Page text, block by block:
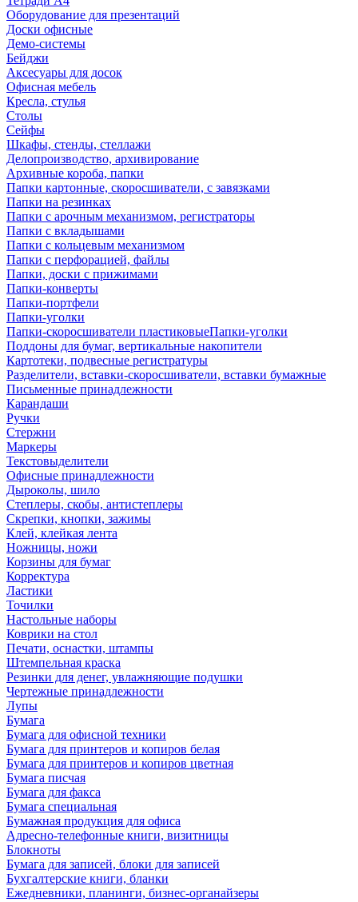
Оборудование для презентаций
Доски офисные
Демо-системы
Бейджи
Аксесуары для досок
Офисная мебель
Кресла, стулья
Столы
Сейфы
Шкафы, стенды, стеллажи
Делопроизводство, архивирование
Архивные короба, папки
Папки картонные, скоросшиватели, с завязками
Папки на резинках
Папки с арочным механизмом, регистраторы
Папки с вкладышами
Папки с кольцевым механизмом
Папки с перфорацией, файлы
Папки, доски с прижимами
Папки-конверты
Папки-портфели
Папки-уголки
Папки-скоросшиватели пластиковыеПапки-уголки
Поддоны для бумаг, вертикальные накопители
Картотеки, подвесные регистратуры
Разделители, вставки-скоросшиватели, вставки бумажные
Письменные принадлежности
Карандаши
Ручки
Стержни
Маркеры
Текстовыделители
Офисные принадлежности
Дыроколы, шило
Степлеры, скобы, антистеплеры
Скрепки, кнопки, зажимы
Клей, клейкая лента
Ножницы, ножи
Корзины для бумаг
Корректура
Ластики
Точилки
Настольные наборы
Коврики на стол
Печати, оснастки, штампы
Штемпельная краска
Резинки для денег, увлажняющие подушки
Чертежные принадлежности
Лупы
Бумага
Бумага для офисной техники
Бумага для принтеров и копиров белая
Бумага для принтеров и копиров цветная
Бумага писчая
Бумага для факса
Бумага специальная
Бумажная продукция для офиса
Адресно-телефонные книги, визитницы
Блокноты
Бумага для записей, блоки для записей
Бухгалтерские книги, бланки
Ежедневники, планинги, бизнес-органайзеры